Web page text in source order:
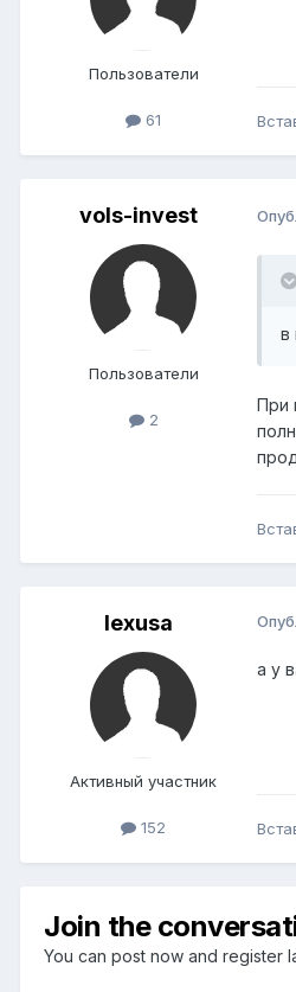
Пользователи
61
vols-invest
Пользователи
2
в
При
lexusa
Активный участник
152
а у
Join the
You can post now and register